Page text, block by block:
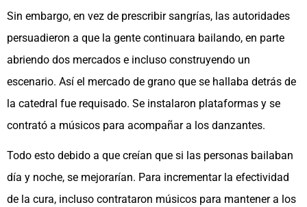
Sin embargo, en vez de prescribir sangrías, las autoridades
persuadieron a que la gente continuara bailando, en parte
abriendo dos mercados e incluso construyendo un
escenario. Así el mercado de grano que se hallaba detrás de
la catedral fue requisado. Se instalaron plataformas y se
contrató a músicos para acompañar a los danzantes.
Todo esto debido a que creían que si las personas bailaban
día y noche, se mejorarían. Para incrementar la efectividad
de la cura, incluso contrataron músicos para mantener a los